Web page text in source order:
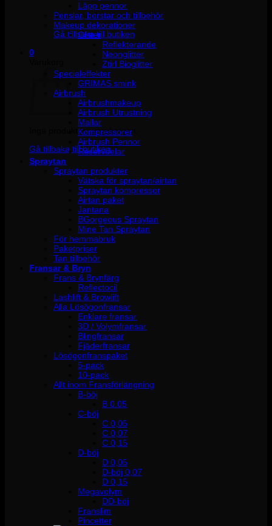
Inga produkter i varukorgen.
Gå tillbaka till butiken
0
Inga produkter i varukorgen.
Gå tillbaka till butiken
Läpp pennor
Penslar, borstar och tillbehör
Makeup dekorationer
Glitter
Reflekterande
Neonglitter
Ztirl Bioglitter
Specialeffekter
GRIMAS smink
Airbrush
Airbrushmakeup
Airbrush Utrustning
Mallar
Kompressorer
Airbrush Pennor
Reservdelar
Spraytan
Spraytan produkter
Vätska för spraytan/airtan
Spraytan kompressor
Airtan paket
Jantana
BGorgeous Spraytan
Mine Tan Spraytan
För hemmabruk
Paketpriser
Tan tillbehör
Fransar & Bryn
Frans & Brynfärg
Reflectocil
Lashlift & Browlift
Alla Lösögonfransar
Enklare fransar
3D / Volymfransar
Blingfransar
Fjäderfransar
Lösögonfranspaket
5-pack
10-pack
Allt inom Fransförlängning
B-böj
B 0.05
C-böj
C 0,05
C 0,07
C 0,15
D-böj
D 0,05
D-böj 0,07
D 0,15
Megavolym
DD-böj
Franslim
Pincetter